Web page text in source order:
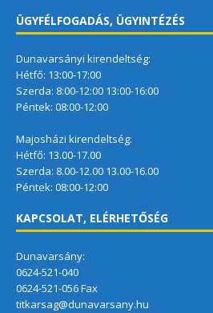
ÜGYFÉLFOGADÁS, ÜGYINTÉZÉS
Dunavarsányi kirendeltség:
Hétfő: 13:00-17:00
Szerda: 8:00-12:00 13:00-16:00
Péntek: 08:00-12:00
Majosházi kirendeltség:
Hétfő: 13.00-17.00
Szerda: 8.00-12.00 13.00-16.00
Péntek: 08:00-12:00
KAPCSOLAT, ELÉRHETŐSÉG
Dunavarsány:
0624-521-040
0624-521-056 Fax
titkarsag@dunavarsany.hu